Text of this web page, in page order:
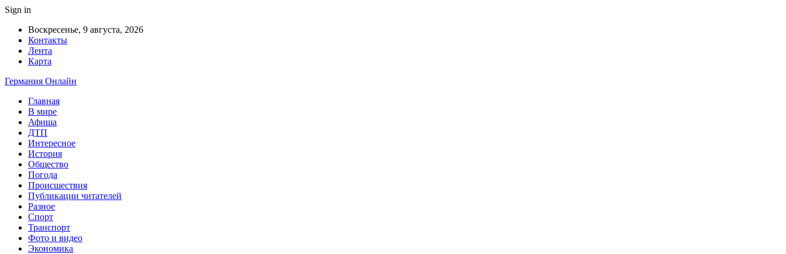
Sign in
Воскресенье, 9 августа, 2026
Контакты
Лента
Карта
Германия Онлайн
Главная
В мире
Афиша
ДТП
Интересное
История
Общество
Погода
Происшествия
Публикации читателей
Разное
Спорт
Транспорт
Фото и видео
Экономика